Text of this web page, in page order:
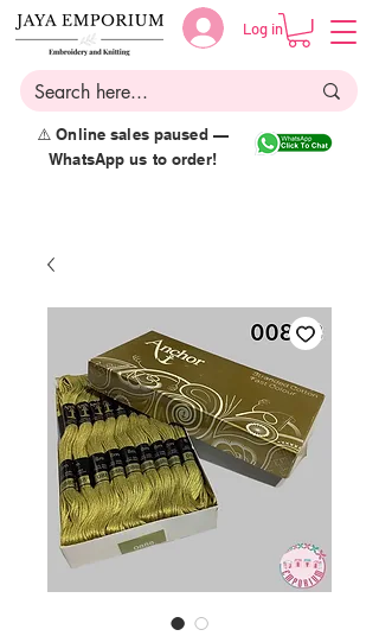
Log in
⚠️ Online sales paused —
WhatsApp us to order!